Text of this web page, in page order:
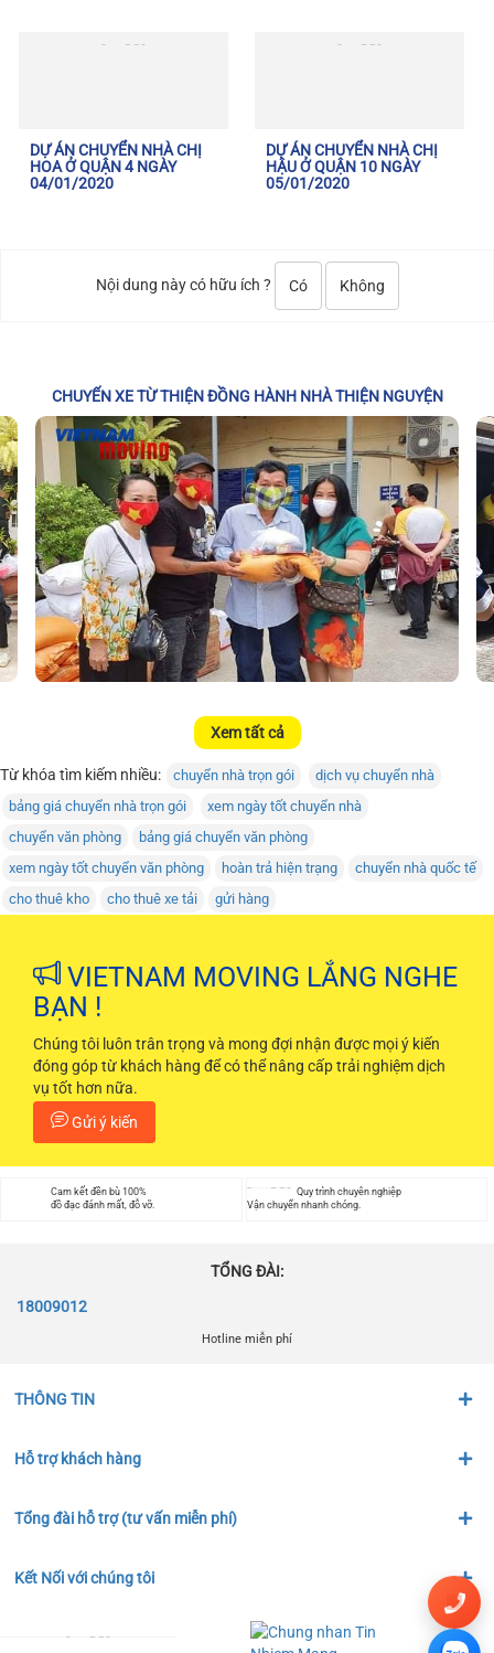
DỰ ÁN CHUYỂN NHÀ CHỊ
HOA Ở QUẬN 4 NGÀY
04/01/2020
DỰ ÁN CHUYỂN NHÀ CHỊ
HẬU Ở QUẬN 10 NGÀY
05/01/2020
Nội dung này có hữu ích ? Có Không
CHUYẾN XE TỪ THIỆN ĐỒNG HÀNH NHÀ THIỆN NGUYỆN
Xem tất cả
Từ khóa tìm kiếm nhiều: chuyển nhà trọn gói
dịch vụ chuyển nhà
bảng giá chuyển nhà trọn gói
xem ngày tốt chuyển nhà
chuyển văn phòng
bảng giá chuyển văn phòng
xem ngày tốt chuyển văn phòng
hoàn trả hiện trạng
chuyển nhà quốc tế
cho thuê kho
cho thuê xe tải gửi hàng
VIETNAM MOVING LẮNG NGHE
BẠN !
Chúng tôi luôn trân trọng và mong đợi nhận được mọi ý kiến
đóng góp từ khách hàng để có thể nâng cấp trải nghiệm dịch
vụ tốt hơn nữa.
Gửi ý kiến
Cam kết đền bù 100%
đồ đạc đánh mất, đỗ vỡ.
Quy trình chuyên nghiệp
Vận chuyển nhanh chóng.
TỔNG ĐÀI:
18009012
Hotline miễn phí
THÔNG TIN
Hỗ trợ khách hàng
Tổng đài hỗ trợ (tư vấn miễn phí)
Kết Nối với chúng tôi